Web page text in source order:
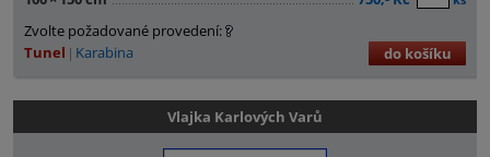
Zvolte požadované provedení:
Tunel
Karabina do košíku
Vlajka Karlových Varů